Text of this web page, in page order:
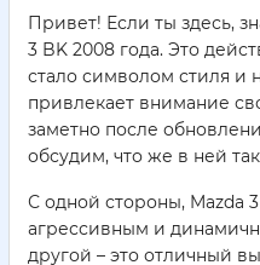
Привет! Если ты здесь,
3 BK 2008 года. Это
стало символом стиля и
привлекает внимание
заметно после
обсудим, что же в ней
С одной стороны, Mazda
агрессивным и
другой – это отличный